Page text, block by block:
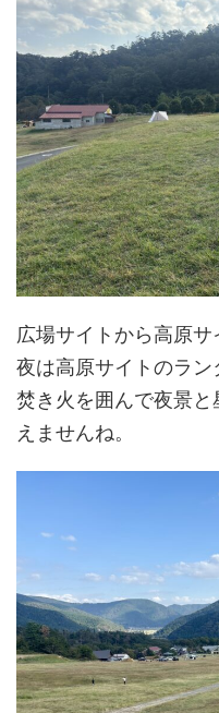
広場サイトから高原サ
夜は高原サイトのラン
焚き火を囲んで夜景
えませんね。